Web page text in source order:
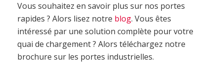
Vous souhaitez en savoir plus sur nos portes
rapides ? Alors lisez notre blog. Vous êtes
intéressé par une solution complète pour votre
quai de chargement ? Alors téléchargez notre
brochure sur les portes industrielles.